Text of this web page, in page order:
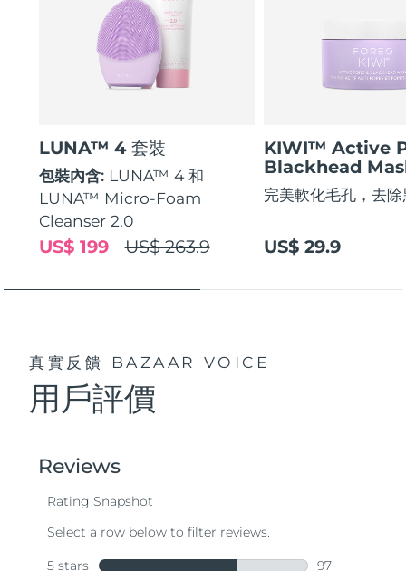
LUNA™ 4 套裝
包裝內含: LUNA™ 4 和
LUNA™ Micro-Foam
Cleanser 2.0
US$ 263.9
US$ 199
KIWI™ Active
Blackhead
完美軟化毛孔，去
US$ 29.9
真實反饋 BAZAAR VOICE
用戶評價